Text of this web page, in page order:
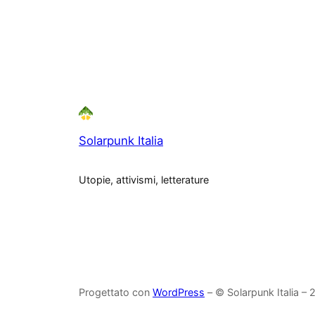
Solarpunk Italia
Utopie, attivismi, letterature
Progettato con WordPress – © Solarpunk Italia –